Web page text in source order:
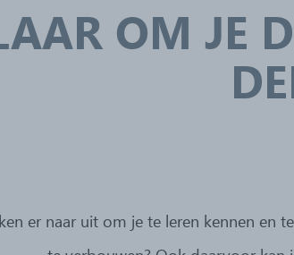
er naar uit om je te leren kennen en
OM JE